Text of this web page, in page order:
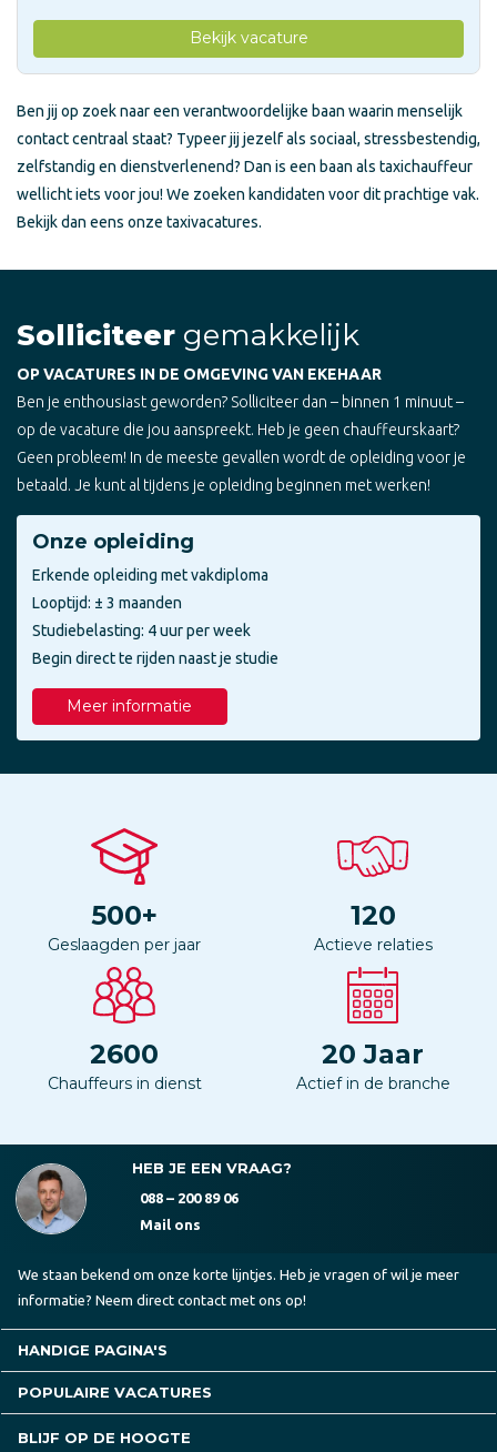
Bekijk vacature
Ben jij op zoek naar een verantwoordelijke baan waarin menselijk
contact centraal staat? Typeer jij jezelf als sociaal, stressbestendig,
zelfstandig en dienstverlenend? Dan is een baan als taxichauffeur
wellicht iets voor jou! We zoeken kandidaten voor dit prachtige vak.
Bekijk dan eens onze taxivacatures.
Solliciteer gemakkelijk
OP VACATURES IN DE OMGEVING VAN EKEHAAR
Ben je enthousiast geworden? Solliciteer dan – binnen 1 minuut –
op de vacature die jou aanspreekt. Heb je geen chauffeurskaart?
Geen probleem! In de meeste gevallen wordt de opleiding voor je
betaald. Je kunt al tijdens je opleiding beginnen met werken!
Onze opleiding
Erkende opleiding met vakdiploma
Looptijd: ± 3 maanden
Studiebelasting: 4 uur per week
Begin direct te rijden naast je studie
Meer informatie
500+
Geslaagden per jaar
120
Actieve relaties
2600
Chauffeurs in dienst
20 Jaar
Actief in de branche
HEB JE EEN VRAAG?
088 – 200 89 06
Mail ons
We staan bekend om onze korte lijntjes. Heb je vragen of wil je meer
informatie? Neem direct contact met ons op!
HANDIGE PAGINA'S
POPULAIRE VACATURES
BLIJF OP DE HOOGTE